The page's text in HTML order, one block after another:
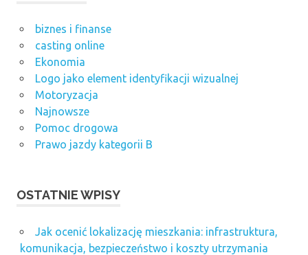
biznes i finanse
casting online
Ekonomia
Logo jako element identyfikacji wizualnej
Motoryzacja
Najnowsze
Pomoc drogowa
Prawo jazdy kategorii B
OSTATNIE WPISY
Jak ocenić lokalizację mieszkania: infrastruktura,
komunikacja, bezpieczeństwo i koszty utrzymania